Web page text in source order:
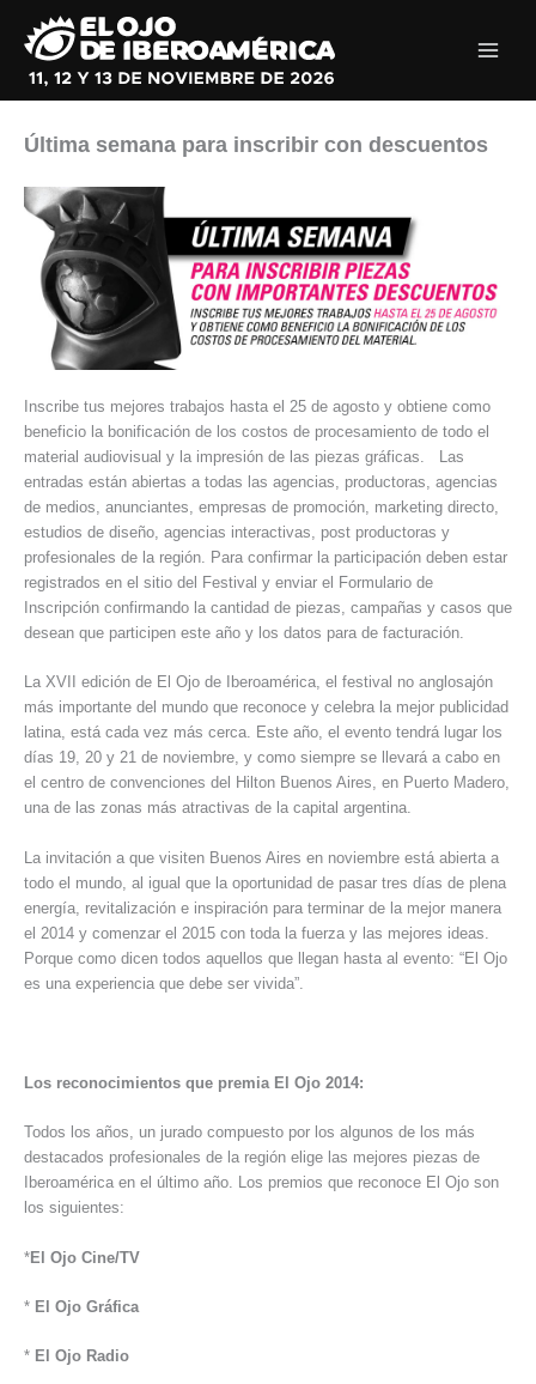
contenido
Última semana para inscribir con descuentos
Inscribe tus mejores trabajos hasta el 25 de agosto y obtiene como
beneficio la bonificación de los costos de procesamiento de todo el
material audiovisual y la impresión de las piezas gráficas. Las
entradas están abiertas a todas las agencias, productoras, agencias
de medios, anunciantes, empresas de promoción, marketing directo,
estudios de diseño, agencias interactivas, post productoras y
profesionales de la región. Para confirmar la participación deben estar
registrados en el sitio del Festival y enviar el Formulario de
Inscripción confirmando la cantidad de piezas, campañas y casos que
desean que participen este año y los datos para de facturación.
La XVII edición de El Ojo de Iberoamérica, el festival no anglosajón
más importante del mundo que reconoce y celebra la mejor publicidad
latina, está cada vez más cerca. Este año, el evento tendrá lugar los
días 19, 20 y 21 de noviembre, y como siempre se llevará a cabo en
el centro de convenciones del Hilton Buenos Aires, en Puerto Madero,
una de las zonas más atractivas de la capital argentina.
La invitación a que visiten Buenos Aires en noviembre está abierta a
todo el mundo, al igual que la oportunidad de pasar tres días de plena
energía, revitalización e inspiración para terminar de la mejor manera
el 2014 y comenzar el 2015 con toda la fuerza y las mejores ideas.
Porque como dicen todos aquellos que llegan hasta al evento: “El Ojo
es una experiencia que debe ser vivida”.
Los reconocimientos que premia El Ojo 2014:
Todos los años, un jurado compuesto por los algunos de los más
destacados profesionales de la región elige las mejores piezas de
Iberoamérica en el último año. Los premios que reconoce El Ojo son
los siguientes:
*El Ojo Cine/TV
* El Ojo Gráfica
* El Ojo Radio